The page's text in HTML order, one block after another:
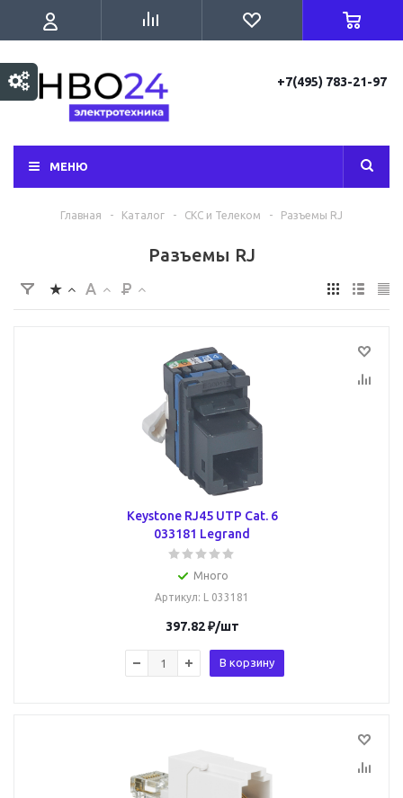
+7(495) 783-21-97
МЕНЮ
Главная - Каталог - СКС и Телеком - Разъемы RJ
Разъемы RJ
Keystone RJ45 UTP Cat. 6
033181 Legrand
Много
Артикул: L 033181
397.82₽/шт
В корзину